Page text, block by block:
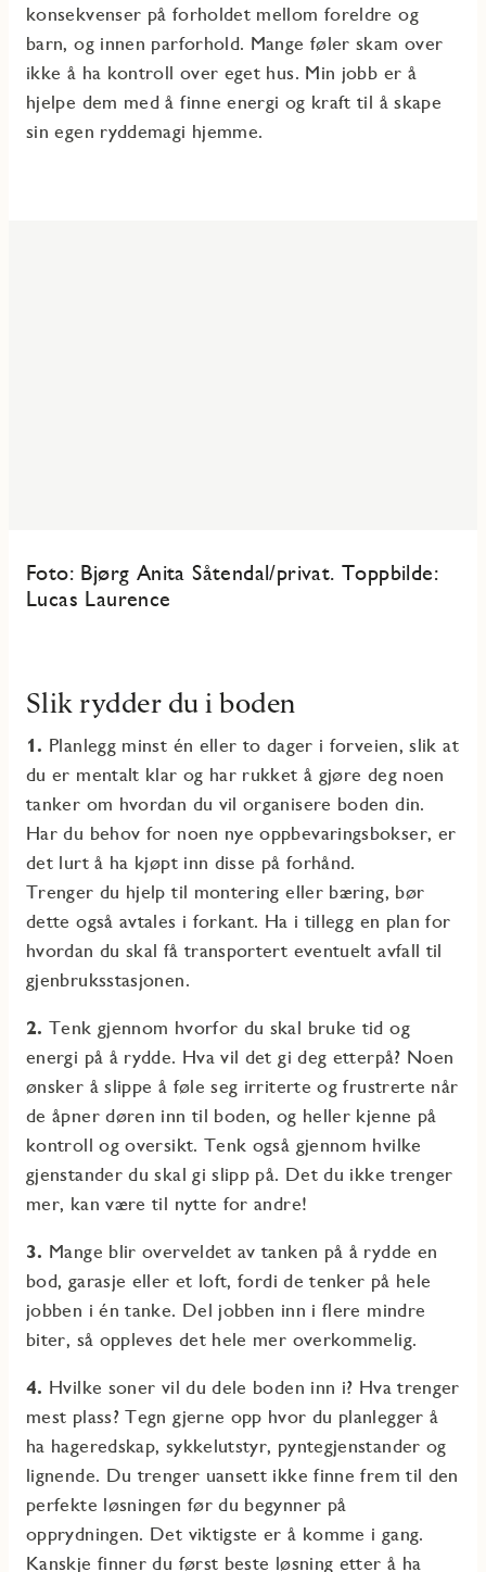
konsekvenser på forholdet mellom foreldre og
barn, og innen parforhold. Mange føler skam over
ikke å ha kontroll over eget hus. Min jobb er å
hjelpe dem med å finne energi og kraft til å skape
sin egen ryddemagi hjemme.
Foto: Bjørg Anita Såtendal/privat. Toppbilde:
Lucas Laurence
Slik rydder du i boden
1. Planlegg minst én eller to dager i forveien, slik at
du er mentalt klar og har rukket å gjøre deg noen
tanker om hvordan du vil organisere boden din.
Har du behov for noen nye oppbevaringsbokser, er
det lurt å ha kjøpt inn disse på forhånd.
Trenger du hjelp til montering eller bæring, bør
dette også avtales i forkant. Ha i tillegg en plan for
hvordan du skal få transportert eventuelt avfall til
gjenbruksstasjonen.
2. Tenk gjennom hvorfor du skal bruke tid og
energi på å rydde. Hva vil det gi deg etterpå? Noen
ønsker å slippe å føle seg irriterte og frustrerte når
de åpner døren inn til boden, og heller kjenne på
kontroll og oversikt. Tenk også gjennom hvilke
gjenstander du skal gi slipp på. Det du ikke trenger
mer, kan være til nytte for andre!
3. Mange blir overveldet av tanken på å rydde en
bod, garasje eller et loft, fordi de tenker på hele
jobben i én tanke. Del jobben inn i flere mindre
biter, så oppleves det hele mer overkommelig.
4. Hvilke soner vil du dele boden inn i? Hva trenger
mest plass? Tegn gjerne opp hvor du planlegger å
ha hageredskap, sykkelutstyr, pyntegjenstander og
lignende. Du trenger uansett ikke finne frem til den
perfekte løsningen før du begynner på
opprydningen. Det viktigste er å komme i gang.
Kanskje finner du først beste løsning etter å ha